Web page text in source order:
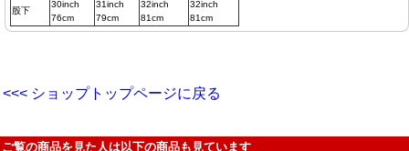
股下
30inch
76cm
31inch
79cm
32inch
81cm
32inch
81cm
<<< ショップトップページに戻る
ご覧の商品を見た人は以下の商品も見ています